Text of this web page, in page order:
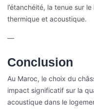
l’étanchéité, la tenue sur
thermique et acoustique.
—
Conclusion
Au Maroc, le choix du
impact significatif sur la
acoustique dans le